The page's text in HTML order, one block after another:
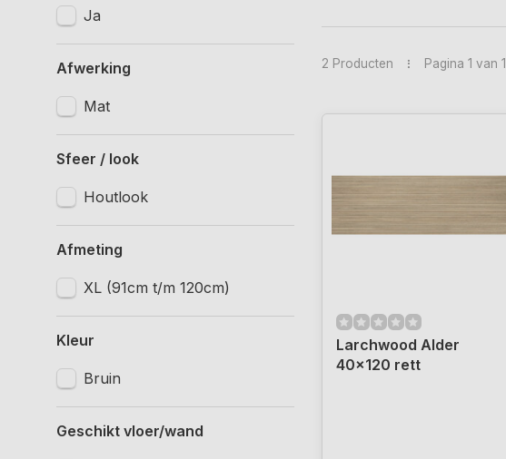
Ja
Afwerking
Mat
Sfeer / look
Houtlook
Afmeting
XL (91cm t/m 120cm)
Kleur
Bruin
Geschikt vloer/wand
2 Producten Pagina 1 van 1
Larchwood Alder
40x120 rett